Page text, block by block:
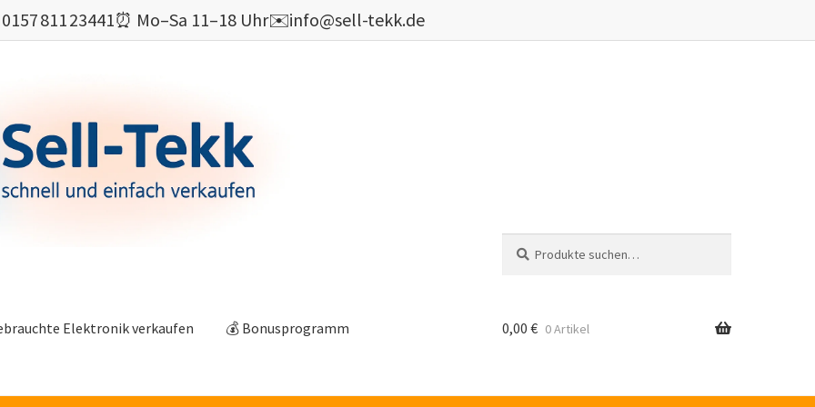
0157 811 23441⏰ Mo–Sa 11–18 Uhr✉️info@sell-tekk.de
nach:
Elektronik verkaufen 💰 Bonusprogramm 0,00 € 0 Artikel